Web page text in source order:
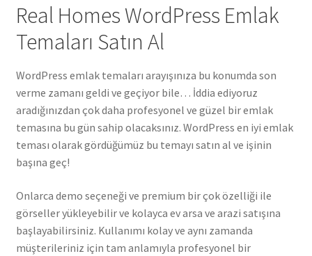
Real Homes WordPress Emlak
Temaları Satın Al
WordPress emlak temaları arayışınıza bu konumda son
verme zamanı geldi ve geçiyor bile… İddia ediyoruz
aradığınızdan çok daha profesyonel ve güzel bir emlak
temasına bu gün sahip olacaksınız. WordPress en iyi emlak
teması olarak gördüğümüz bu temayı satın al ve işinin
başına geç!
Onlarca demo seçeneği ve premium bir çok özelliği ile
görseller yükleyebilir ve kolayca ev arsa ve arazi satışına
başlayabilirsiniz. Kullanımı kolay ve aynı zamanda
müşterileriniz için tam anlamıyla profesyonel bir